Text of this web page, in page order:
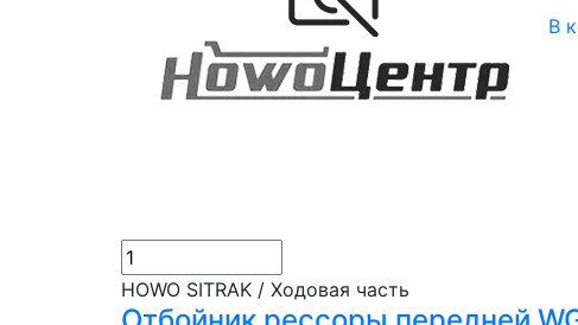
В
HOWO SITRAK / Ходовая часть